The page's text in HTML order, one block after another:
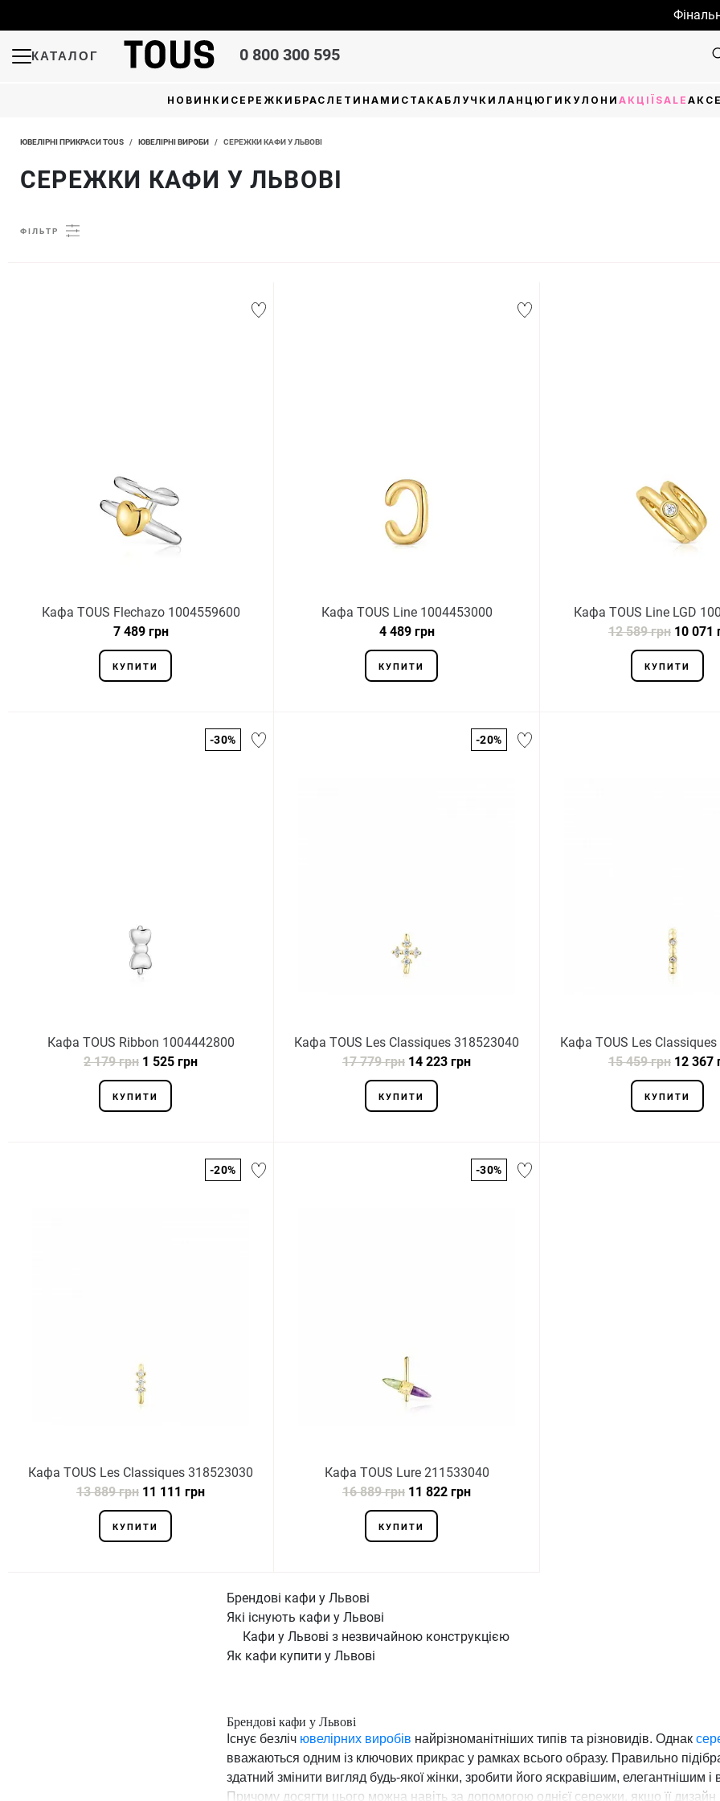
Фінальний
КАТАЛОГ 0 800 300 595
НОВИНКИ СЕРЕЖКИ БРАСЛЕТИ НАМИСТА КАБЛУЧКИ ЛАНЦЮГИ КУЛОНИ АКЦІЇ SALE
ЮВЕЛІРНІ ПРИКРАСИ TOUS / ЮВЕЛІРНІ ВИРОБИ / СЕРЕЖКИ КАФИ У ЛЬВОВІ
СЕРЕЖКИ КАФИ У ЛЬВОВІ
ФІЛЬТР
Кафа TOUS Flechazo 1004559600
7 489 грн
КУПИТИ
Кафа TOUS Line 1004453000
4 489 грн
КУПИТИ
Кафа TOUS Line LGD
12 589 грн 10 071
КУПИТИ
-30%
Кафа TOUS Ribbon 1004442800
2 179 грн 1 525 грн
КУПИТИ
-20%
Кафа TOUS Les Classiques 318523040
17 779 грн 14 223 грн
КУПИТИ
Кафа TOUS Les
15 459 грн 12 367
КУПИТИ
-20%
Кафа TOUS Les Classiques 318523030
13 889 грн 11 111 грн
КУПИТИ
-30%
Кафа TOUS Lure 211533040
16 889 грн 11 822 грн
КУПИТИ
Брендові кафи у Львові
Які існують кафи у Львові
Кафи у Львові з незвичайною конструкцією
Як кафи купити у Львові
Брендові кафи у Львові
Існує безліч ювелірних виробів найрізноманітніших типів та різновидів. Однак
вважаються одним із ключових прикрас у рамках всього образу. Правильно
здатний змінити вигляд будь-якої жінки, зробити його яскравішим, елегантнішим
Причому досягти цього можна навіть за допомогою однієї сережки, якщо її